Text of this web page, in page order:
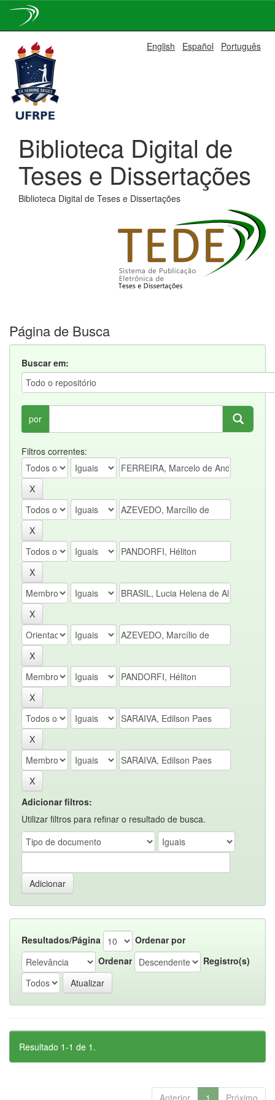
navigation
English Español Português
Biblioteca Digital de
Teses e Dissertações
Biblioteca Digital de Teses e Dissertações
Página de Busca
Buscar em:
por
Filtros correntes:
Adicionar filtros:
Utilizar filtros para refinar o resultado de busca.
Resultados/Página
Ordenar por
Ordenar
Registro(s)
Resultado 1-1 de 1.
Anterior 1 Próximo